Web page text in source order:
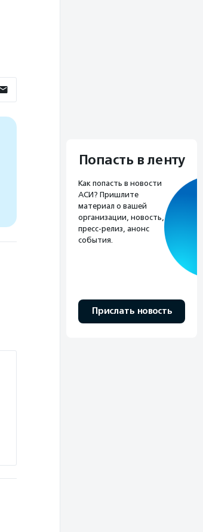
Попасть в ленту
Как попасть в новости
АСИ? Пришлите
материал о вашей
организации, новость,
пресс-релиз, анонс
события.
Прислать новость